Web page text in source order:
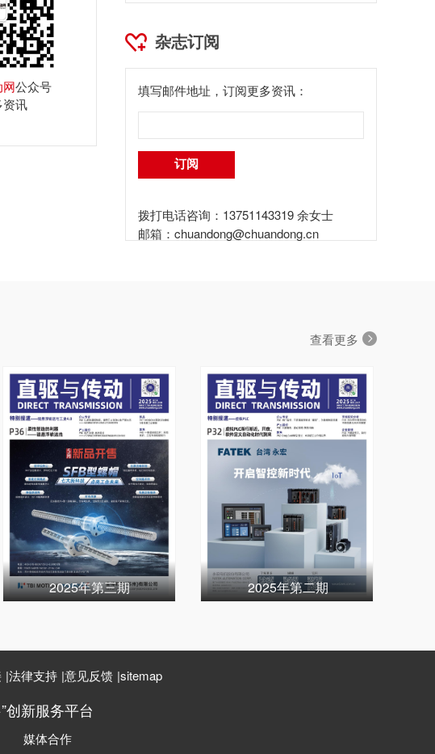
公众号
资讯
杂志订阅
填写邮件地址，订阅更多资讯：
拨打电话咨询：13751143319 余女士
邮箱： chuandong@chuandong.cn
查看更多
2025年第三期 2025年第二期
|法律支持 |意见反馈 |sitemap
创新服务平台
媒体合作